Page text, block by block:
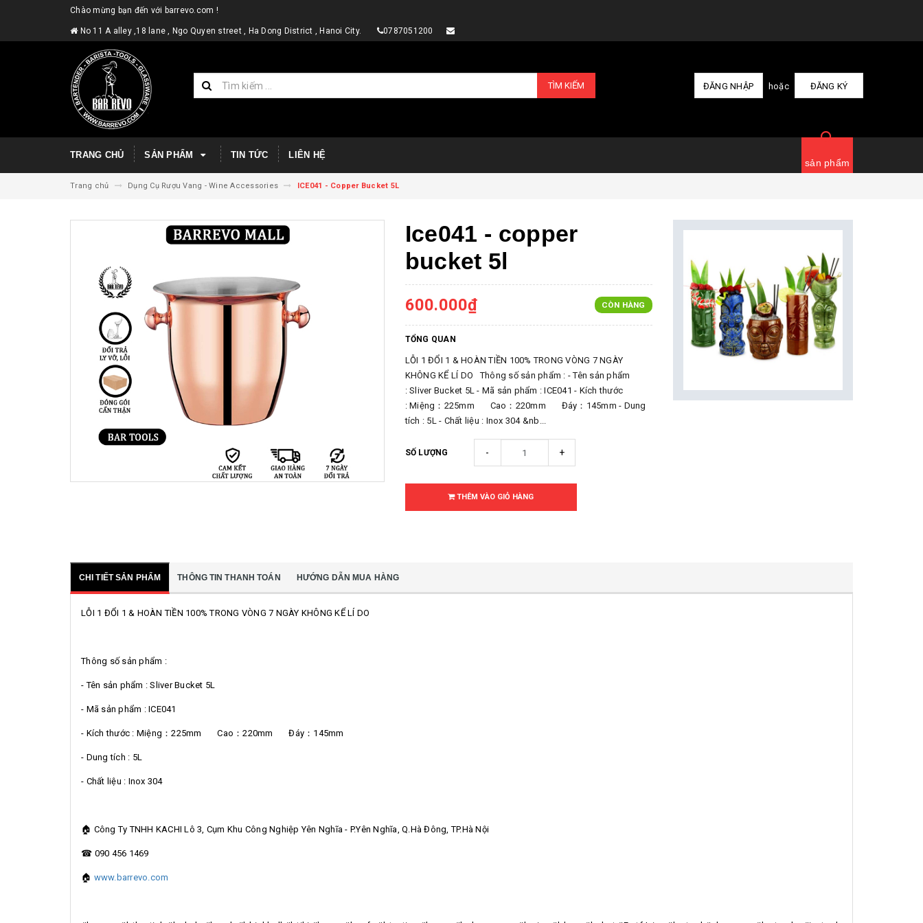
Chào mừng bạn đến với barrevo.com !
No 11 A alley ,18 lane , Ngo Quyen street , Ha Dong District , Hanoi City. 0787051200
TÌM KIẾM ĐĂNG NHẬP hoặc ĐĂNG KÝ
TRANG CHỦ SẢN PHẨM TIN TỨC LIÊN HỆ
sản phẩm
Trang chủ Dụng Cụ Rượu Vang - Wine Accessories ICE041 - Copper Bucket 5L
Ice041 - copper
bucket 5l
600.000₫ CÒN HÀNG
TỔNG QUAN
LỖI 1 ĐỔI 1 & HOÀN TIỀN 100% TRONG VÒNG 7 NGÀY
KHÔNG KỂ LÍ DO Thông số sản phẩm : - Tên sản phẩm
: Sliver Bucket 5L - Mã sản phẩm : ICE041 - Kích thước
: Miệng：225mm Cao：220mm Đáy：145mm - Dung
tích : 5L - Chất liệu : Inox 304 &nb...
SỐ LƯỢNG - +
THÊM VÀO GIỎ HÀNG
CHI TIẾT SẢN PHẨM THÔNG TIN THANH TOÁN HƯỚNG DẪN MUA HÀNG
LỖI 1 ĐỔI 1 & HOÀN TIỀN 100% TRONG VÒNG 7 NGÀY KHÔNG KỂ LÍ DO
Thông số sản phẩm :
- Tên sản phẩm : Sliver Bucket 5L
- Mã sản phẩm : ICE041
- Kích thước : Miệng：225mm Cao：220mm Đáy：145mm
- Dung tích : 5L
- Chất liệu : Inox 304
🏠 Công Ty TNHH KACHI Lô 3, Cụm Khu Công Nghiệp Yên Nghĩa - P.Yên Nghĩa, Q.Hà Đông, TP.Hà Nội
☎ 090 456 1469
🏠 www.barrevo.com